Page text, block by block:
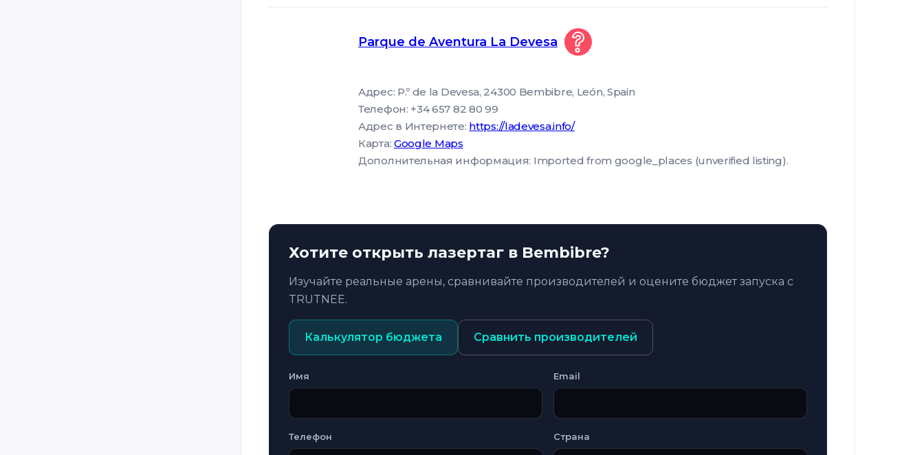
Parque de Aventura La Devesa
Адрес: P.º de la Devesa, 24300 Bembibre, León, Spain
Телефон: +34 657 82 80 99
Адрес в Интернете: https://ladevesa.info/
Карта: Google Maps
Дополнительная информация: Imported from google_places (unverified listing).
Хотите открыть лазертаг в Bembibre?
Изучайте реальные арены, сравнивайте производителей и оцените бюджет запуска с
TRUTNEE.
Калькулятор бюджета Сравнить производителей
Имя Email
Телефон Страна